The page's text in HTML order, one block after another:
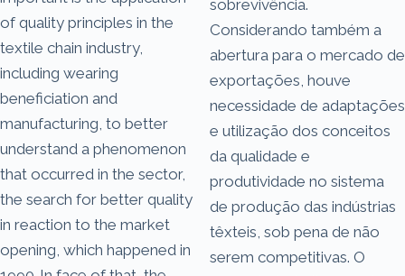
of quality principles in the
textile chain industry,
including wearing
beneficiation and
manufacturing, to better
understand a phenomenon
that occurred in the sector,
the search for better quality
in reaction to the market
opening, which happened in
sobrevivência.
Considerando também a
abertura para o mercado de
exportações, houve
necessidade de adaptações
e utilização dos conceitos
da qualidade e
produtividade no sistema
de produção das indústrias
têxteis, sob pena de não
serem competitivas. O